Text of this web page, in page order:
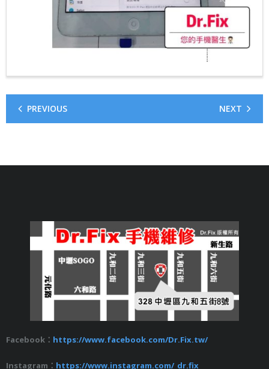
PREVIOUS NEXT
Facebook： https://www.facebook.com/Dr.Fix.tw/
Instagram： https://www.instagram.com/_dr.fix